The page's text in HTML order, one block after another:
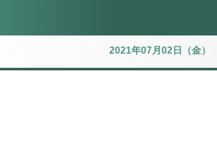
2021年07月02日（金）